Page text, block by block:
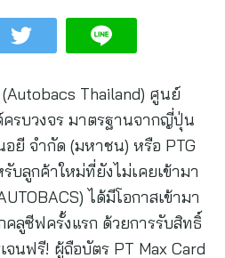
Thailand) ศูนย์
รบวงจร มาตรฐานจากญี่ปุ่น
ยี จำกัด (มหาชน) หรือ PTG
ลูกค้าใหม่ที่ยังไม่เคยเข้ามา
ได้มีโอกาสเข้ามา
ลูซีฟครั้งแรก ด้วยการรับสิทธิ์
จนฟรี! ผู้ถือบัตร PT Max Card